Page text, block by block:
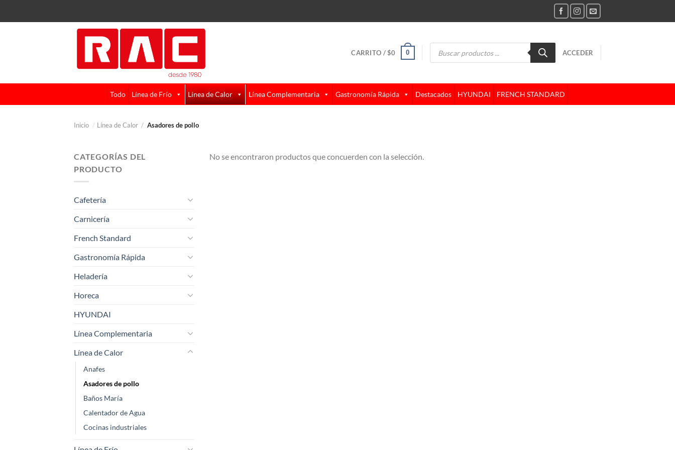
CARRITO /$0 0
Búsqueda
ACCEDER
Todo Línea de Frío Línea de Calor Línea Complementaria Gastronomía Rápida Destacados HYUNDAI FRENCH STANDARD
Inicio / Línea de Calor / Asadores de pollo
CATEGORÍAS DEL
PRODUCTO
Cafetería
Carnicería
French Standard
Gastronomía Rápida
Heladería
Horeca
HYUNDAI
Línea Complementaria
Línea de Calor
Anafes
Asadores de pollo
Baños María
Calentador de Agua
Cocinas industriales
No se encontraron productos que concuerden con la selección.